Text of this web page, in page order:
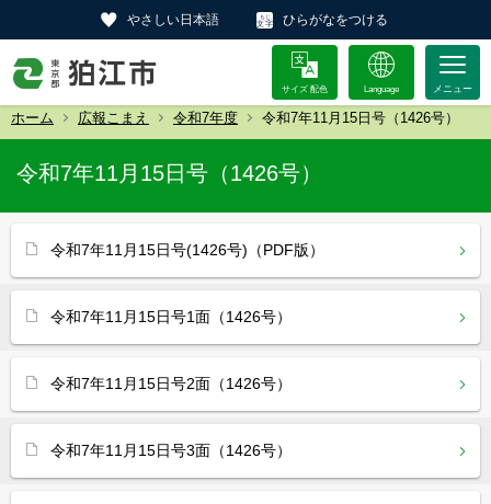
やさしい日本語 ひらがなをつける
サイズ 配色 Language
ホーム 広報こまえ 令和7年度 令和7年11月15日号（1426号）
令和7年11月15日号（1426号）
令和7年11月15日号(1426号)（PDF版）
令和7年11月15日号1面（1426号）
令和7年11月15日号2面（1426号）
令和7年11月15日号3面（1426号）